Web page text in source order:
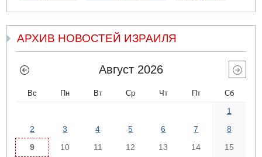
АРХИВ НОВОСТЕЙ ИЗРАИЛЯ
Август 2026
Вс Пн Вт Ср Чт Пт Сб
1
2
3 4 5 6 7
8
9
10 11 12 13 14
15